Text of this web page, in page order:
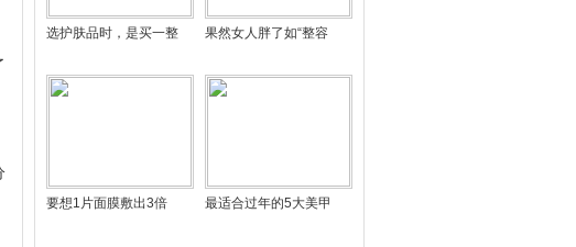
选护肤品时，是买一整 果然女人胖了如“整容
要想1片面膜敷出3倍 最适合过年的5大美甲